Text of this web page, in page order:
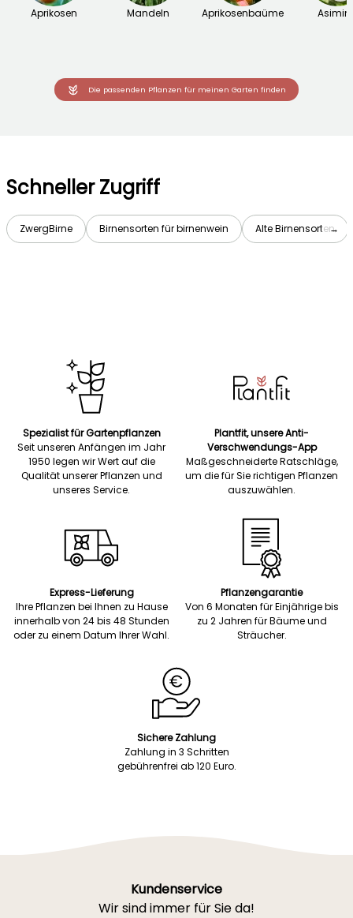
Aprikosen Mandeln Aprikosenbaüme
Die passenden Pflanzen für meinen Garten finden
Schneller Zugriff
ZwergBirne Birnensorten für birnenwein Alte Birnensorten→
Spezialist für Gartenpflanzen
Seit unseren Anfängen im Jahr
1950 legen wir Wert auf die
Qualität unserer Pflanzen und
unseres Service.
Plantfit, unsere Anti-
Verschwendungs-App
Maßgeschneiderte Ratschläge,
um die für Sie richtigen Pflanzen
auszuwählen.
Express-Lieferung
Ihre Pflanzen bei Ihnen zu Hause
innerhalb von 24 bis 48 Stunden
oder zu einem Datum Ihrer Wahl.
Pflanzengarantie
Von 6 Monaten für Einjährige bis
zu 2 Jahren für Bäume und
Sträucher.
Sichere Zahlung
Zahlung in 3 Schritten
gebührenfrei ab 120 Euro.
Kundenservice
Wir sind immer für Sie da!